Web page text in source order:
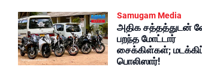
Samugam Media
அதிக சத்தத்துடன்
பறந்த மோட்டார்
சைக்கிள்கள்;
பொலிஸார்!